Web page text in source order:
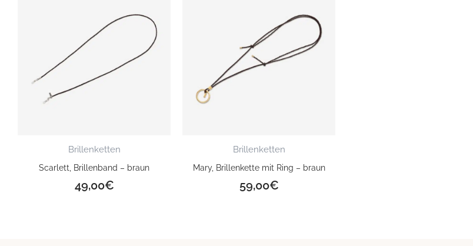
Brillenketten
Scarlett, Brillenband – braun
49,00€
Brillenketten
Mary, Brillenkette mit Ring – braun
59,00€